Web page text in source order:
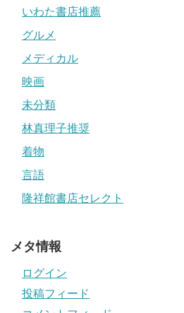
いわた書店推薦
グルメ
メディカル
映画
未分類
林真理子推奨
着物
言語
隆祥館書店セレクト
メタ情報
ログイン
投稿フィード